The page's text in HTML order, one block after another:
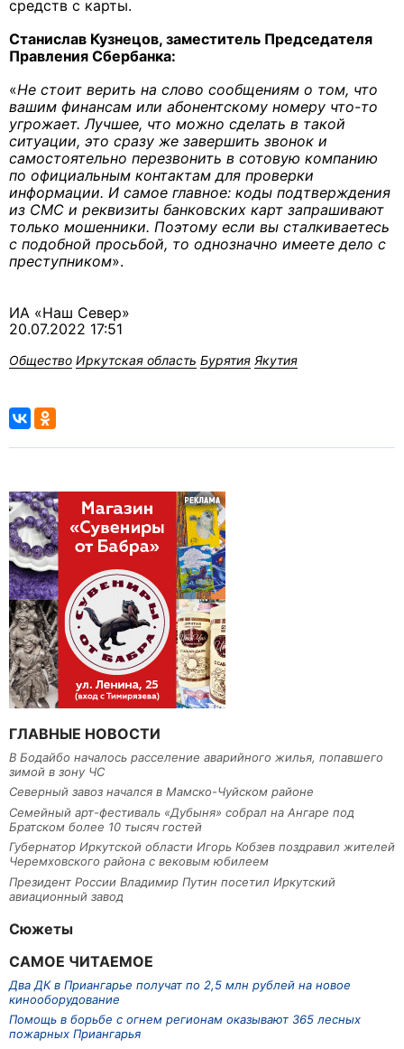
средств с карты.
Станислав Кузнецов, заместитель Председателя
Правления Сбербанка:
«Не стоит верить на слово сообщениям о том, что
вашим финансам или абонентскому номеру что-то
угрожает. Лучшее, что можно сделать в такой
ситуации, это сразу же завершить звонок и
самостоятельно перезвонить в сотовую компанию
по официальным контактам для проверки
информации. И самое главное: коды подтверждения
из СМС и реквизиты банковских карт запрашивают
только мошенники. Поэтому если вы сталкиваетесь
с подобной просьбой, то однозначно имеете дело с
преступником».
ИА «Наш Север»
20.07.2022 17:51
Общество Иркутская область Бурятия Якутия
ГЛАВНЫЕ НОВОСТИ
В Бодайбо началось расселение аварийного жилья, попавшего
зимой в зону ЧС
Северный завоз начался в Мамско-Чуйском районе
Семейный арт-фестиваль «Дубыня» собрал на Ангаре под
Братском более 10 тысяч гостей
Губернатор Иркутской области Игорь Кобзев поздравил жителей
Черемховского района с вековым юбилеем
Президент России Владимир Путин посетил Иркутский
авиационный завод
Сюжеты
САМОЕ ЧИТАЕМОЕ
Два ДК в Приангарье получат по 2,5 млн рублей на новое
кинооборудование
Помощь в борьбе с огнем регионам оказывают 365 лесных
пожарных Приангарья